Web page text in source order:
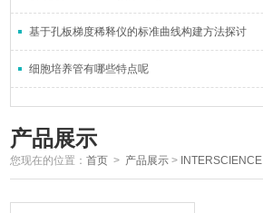
基于孔板梯度稀释仪的标准曲线构建方法探讨
细胞培养管有哪些特点呢
产品展示
您现在的位置：首页 > 产品展示 > INTERSCIENCE